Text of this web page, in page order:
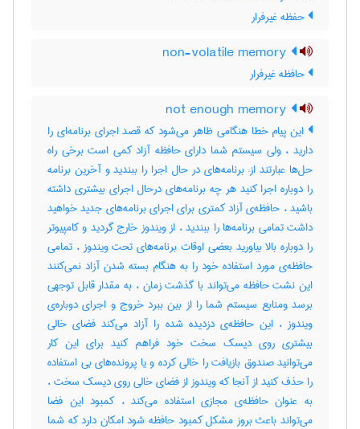
حفظه غیرفرار
حافظه غیرفرار
این پیام خطا هنگامی ظاهر می‌شود که قصد اجرای برنامه‌ای را
دارید ، ولی سیستم شما دارای حافظه آزاد کمی است‌ برخی راه
حل‌ها عبارتند از: برنامه‌های در حال اجرا را ببندید و آخرین برنامه
را دوباره اجرا کنید هر چه برنامه‌های درحال اجرای بیشتری داشته
باشید ، حافظه‌ی آزاد کمتری برای اجرای برنامه‌های جدید خواهید
داشت‌ تمامی برنامه‌ها را ببندید ، از ویندوز خارج گردید و کامپیوتر
را دوباره بالا بیاورید بعضی اوقات‌ برنامه‌های تحت‌ ویندوز ، تمامی
حافظه‌ی مورد استفاده خود را به هنگام بسته شدن آزاد نمی‌کنند
این نشت‌ حافظه می‌تواند با گذشت‌ زمان ، به مقدار قابل توجهی
برسد ومنابع سیستم شما را از بین ببرد خروج و اجرای دوباره‌ی
ویندوز ، این حافظه‌ی دزدیده شده را آزاد می‌کند فضای خالی
بیشتری روی دیسک‌ سخت‌ خود فراهم کنید برای این کار
می‌توانید صندوق بازیافت‌ را خالی کرده و یا پرونده‌های بی استفاده
را حذف‌ کنید از آنجا که ویندوز از فضای خالی روی دیسک‌ سخت‌ ،
به عنوان حافظه‌ی مجازی استفاده می‌کند ، کمبود این فضا
می‌تواند باعث‌ بروز مشکل کمبود حافظه شود امکان دارد که شما